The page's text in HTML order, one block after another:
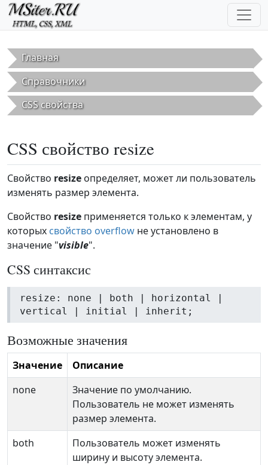
Перейти к основному содержанию
Главная
Справочники
CSS свойства
CSS свойство resize
Свойство resize определяет, может ли пользователь
изменять размер элемента.
Свойство resize применяется только к элементам, у
которых свойство overflow не установлено в
значение "visible".
CSS синтаксис
resize: none | both | horizontal |
vertical | initial | inherit;
Возможные значения
Значение
Описание
none
Значение по умолчанию.
Пользователь не может изменять
размер элемента.
both
Пользователь может изменять
ширину и высоту элемента.